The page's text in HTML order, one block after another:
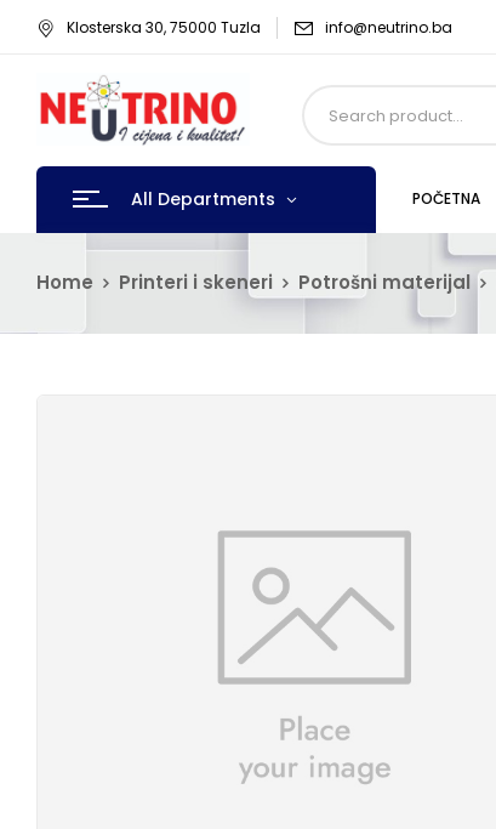
Klosterska 30, 75000 Tuzla info@neutrino.ba
All Departments POČETNA
Home Printeri i skeneri Potrošni materijal